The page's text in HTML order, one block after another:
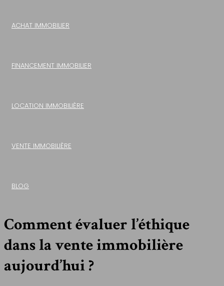
ACHAT IMMOBILIER
FINANCEMENT IMMOBILIER
LOCATION IMMOBILIÈRE
VENTE IMMOBILIÈRE
BLOG
Comment évaluer l’éthique
dans la vente immobilière
aujourd’hui ?